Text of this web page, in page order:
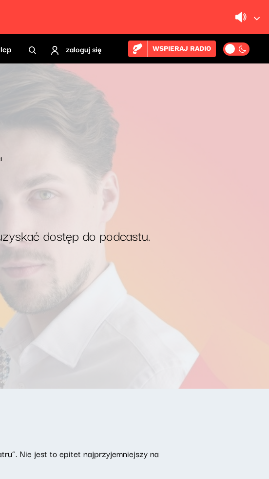
zaloguj się WSPIERAJ RADIO
dostęp do podcastu.
Nie jest to epitet najprzyjemniejszy na